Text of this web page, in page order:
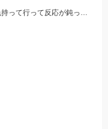
カラーローテーションが大事、最低でも３,４色持って行って反応が鈍ったら色を変えてみよう。